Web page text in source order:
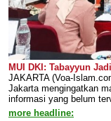
MUI DKI: Tabayyun
JAKARTA (Voa-
Jakarta mengingatkan
informasi yang belum
more headline: